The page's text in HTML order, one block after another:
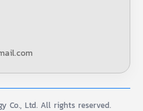
Co., Ltd. All rights reserved.